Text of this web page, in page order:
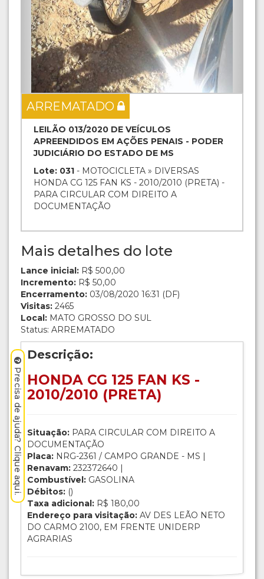
ARREMATADO
LEILÃO 013/2020 DE VEÍCULOS
APREENDIDOS EM AÇÕES PENAIS - PODER
JUDICIÁRIO DO ESTADO DE MS
Lote: 031 - MOTOCICLETA » DIVERSAS
HONDA CG 125 FAN KS - 2010/2010 (PRETA) -
PARA CIRCULAR COM DIREITO A
DOCUMENTAÇÃO
Mais detalhes do lote
Lance inicial: R$ 500,00
Incremento: R$ 50,00
Encerramento: 03/08/2020 16:31 (DF)
Visitas: 2465
Local: MATO GROSSO DO SUL
Status: ARREMATADO
Descrição:
HONDA CG 125 FAN KS -
2010/2010 (PRETA)
Situação: PARA CIRCULAR COM DIREITO A
DOCUMENTAÇÃO
Placa: NRG-2361 / CAMPO GRANDE - MS |
Renavam: 232372640 |
Combustível: GASOLINA
Débitos: ()
Taxa adicional: R$ 180,00
Endereço para visitação: AV DES LEÃO NETO
DO CARMO 2100, EM FRENTE UNIDERP
AGRARIAS
Precisa de ajuda? Clique aqui.